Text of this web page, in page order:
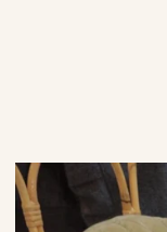
Ajouter au panier